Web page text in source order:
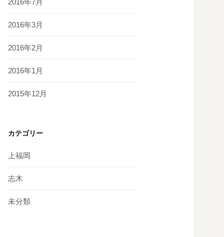
2016年7月
2016年3月
2016年2月
2016年1月
2015年12月
カテゴリー
上福岡
志木
未分類